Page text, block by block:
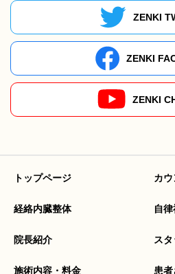
ZENKI
ZENKI
ZENKI
トップページ カ
経絡内臓整体 自
院長紹介 ス
施術内容・料金 患